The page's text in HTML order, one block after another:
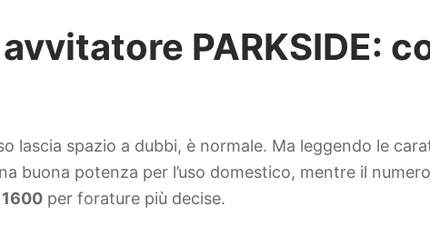
PARKSIDE:
lascia spazio a dubbi, è normale. Ma leggendo le
buona potenza per l’uso domestico, mentre il
1600 per forature più decise.